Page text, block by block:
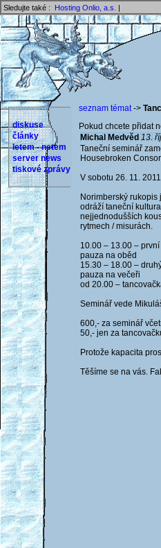
Sledujte také : Hosting Onlio, a.s. |
diskuse
články
letem - netem
server news
tiskové zprávy
seznam témat->
Pokud chcete přidat
Michal Medvěd 13.
Taneční seminář
Housebroken
V sobotu 26. 11.
Norimberský
odráží taneční
nejjednodušších
rytmech / misurách.
10.00 – 13.00 –
pauza na oběd
15.30 – 18.00 –
pauza na večeři
od 20.00 –
Seminář vede
600,- za seminář
50,- jen za
Protože kapacita
Těšíme se na vás.